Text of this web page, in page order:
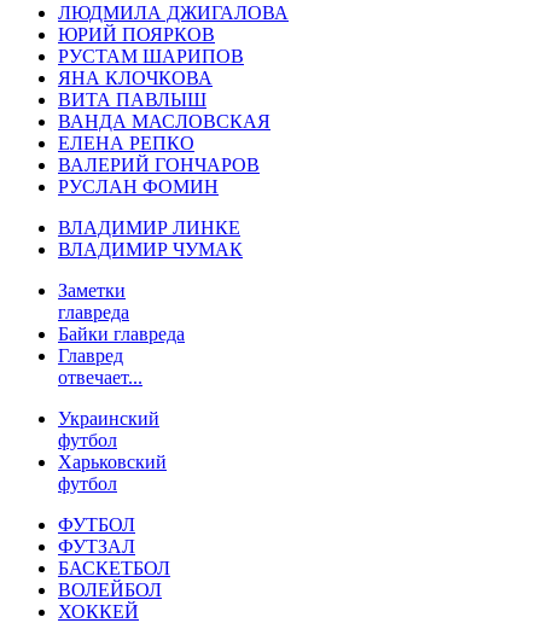
ЛЮДМИЛА ДЖИГАЛОВА
ЮРИЙ ПОЯРКОВ
РУСТАМ ШАРИПОВ
ЯНА КЛОЧКОВА
ВИТА ПАВЛЫШ
ВАНДА МАСЛОВСКАЯ
ЕЛЕНА РЕПКО
ВАЛЕРИЙ ГОНЧАРОВ
РУСЛАН ФОМИН
ВЛАДИМИР ЛИНКЕ
ВЛАДИМИР ЧУМАК
Заметки
главреда
Байки главреда
Главред
отвечает...
Украинский
футбол
Харьковский
футбол
ФУТБОЛ
ФУТЗАЛ
БАСКЕТБОЛ
ВОЛЕЙБОЛ
ХОККЕЙ